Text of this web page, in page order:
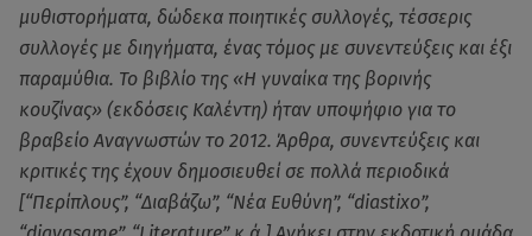
μυθιστορήματα, δώδεκα ποιητικές συλλογές, τέσσερις
συλλογές με διηγήματα, ένας τόμος με συνεντεύξεις και έξι
παραμύθια. Το βιβλίο της «Η γυναίκα της βορινής
κουζίνας» (εκδόσεις Καλέντη) ήταν υποψήφιο για το
βραβείο Αναγνωστών το 2012. Άρθρα, συνεντεύξεις και
κριτικές της έχουν δημοσιευθεί σε πολλά περιοδικά
[“Περίπλους”, “Διαβάζω”, “Νέα Ευθύνη”, “diastixo”,